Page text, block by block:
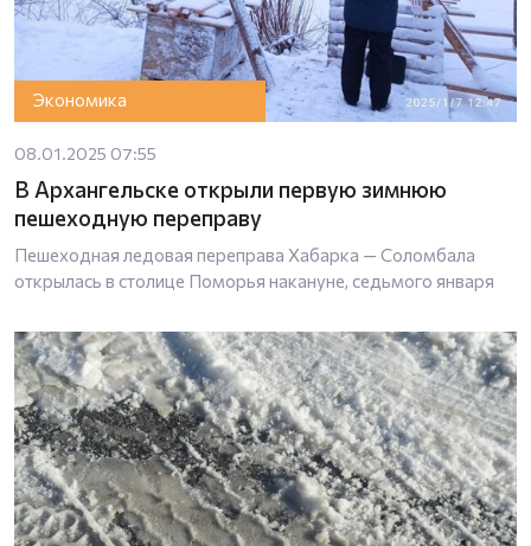
Экономика
08.01.2025 07:55
В Архангельске открыли первую зимнюю
пешеходную переправу
Пешеходная ледовая переправа Хабарка — Соломбала
открылась в столице Поморья накануне, седьмого января